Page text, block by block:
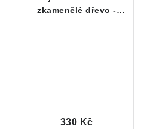
zkamenělé dřevo -
330 Kč